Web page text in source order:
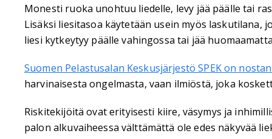
Monesti ruoka unohtuu liedelle, levy jää päälle tai
Lisäksi liesitasoa käytetään usein myös laskutilana,
liesi kytkeytyy päälle vahingossa tai jää
Suomen Pelastusalan Keskusjärjestö SPEK on
harvinaisesta ongelmasta, vaan ilmiöstä, joka
Riskitekijöitä ovat erityisesti kiire, väsymys ja
palon alkuvaiheessa välttämättä ole edes näkyvää